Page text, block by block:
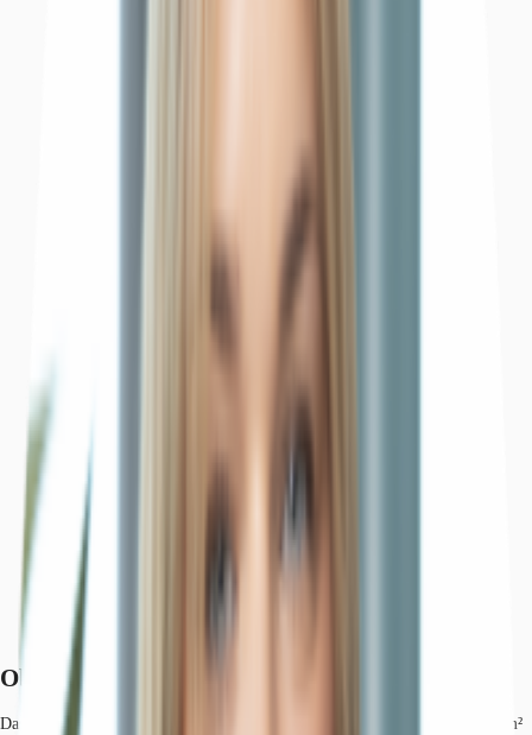
Ausstattung
Lage und Verkehrsanbindung
Grundriss
Exposé herunterladen
Ihr Kontakt
Anfrage senden
Objekt
Das Airport Office Four II verfügt über eine Gesamtgröße von rund 5.300 m²